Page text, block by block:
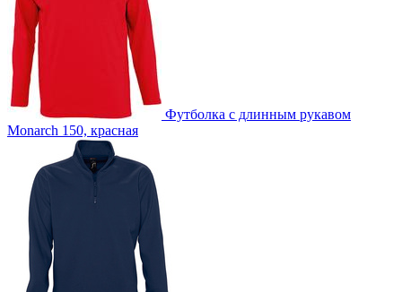
Футболка с длинным рукавом
Monarch 150, красная